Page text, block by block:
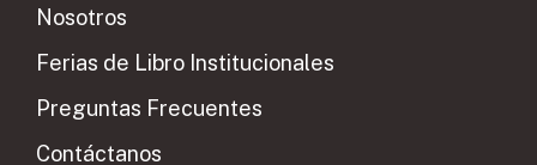
Nosotros
Ferias de Libro Institucionales
Preguntas Frecuentes
Contáctanos